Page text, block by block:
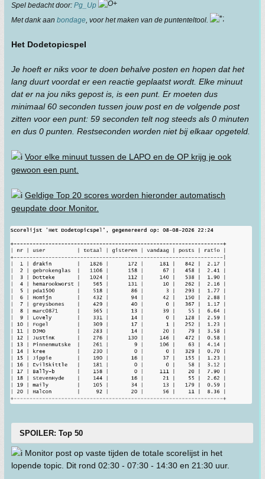
Spel bedacht door: Pg_Up
Met dank aan bondage , voor het maken van de puntenteltool.
Het DodetopicspeI
Je hoeft er niks voor te doen behalve posten en hopen dat het
lang duurt voordat er een reactie geplaatst wordt. Elke minuut
dat er na jou niks gepost is, is een punt. Er moeten dus
minimaal 60 seconden tussen jouw post en de volgende post
zitten voor een punt: 59 seconden telt nog steeds als 0 minuten
en dus 0 punten. Restseconden worden niet bij elkaar opgeteld.
Voor elke minuut tussen de LAPO en de OP krijg je ook
gewoon een punt.
Geldige Top 20 scores worden hieronder automatisch
geupdate door Monitor.
SPOILER: Top 50
Monitor post op vaste tijden de totaIe scoreIijst in het
lopende topic. Dit rond 02:30 - 07:30 - 14:30 en 21:30 uur.